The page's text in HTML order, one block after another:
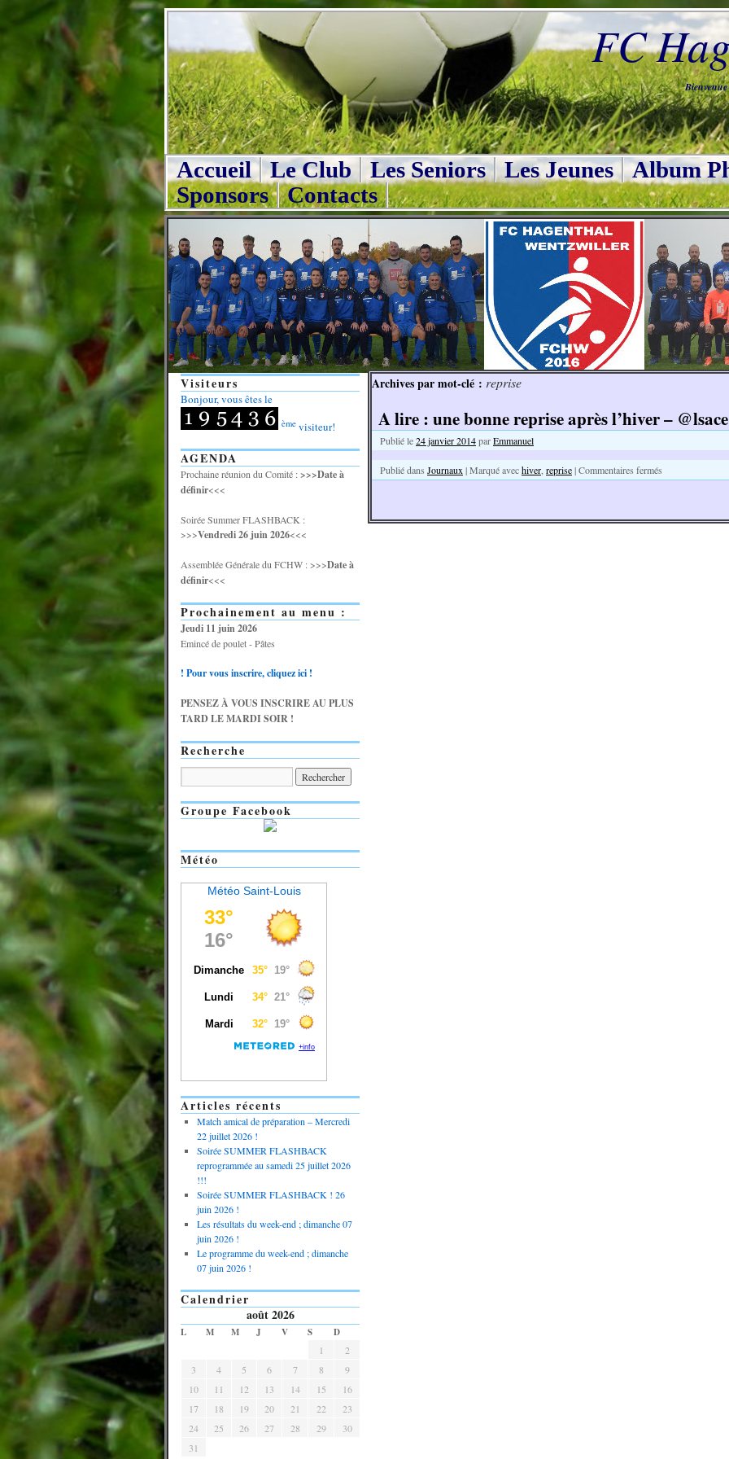
FC
Accueil Le Club Les Seniors Les Jeunes
Album
Sponsors
Contacts
Archives par mot-clé : reprise
A lire : une bonne reprise après l’hiver –
Publié le24 janvier 2014parEmmanuel
Publié dans Journaux |Marqué avechiver reprise|Commentaires fermés
Visiteurs
Bonjour, vous êtes le
ème visiteur!
AGENDA
Prochaine réunion du Comité :>>>Date à
définir<<<
Soirée Summer FLASHBACK :
>>>Vendredi 26 juin 2026<<<
Assemblée Générale du FCHW : >>>Date à
définir<<<
Prochainement au menu :
Jeudi 11 juin 2026
Emincé de poulet - Pâtes
! Pour vous inscrire, cliquez ici !
PENSEZ À VOUS INSCRIRE AU PLUS
TARD LE MARDI SOIR !
Recherche
Groupe Facebook
Météo
Météo Saint-Louis
Articles récents
Match amical de préparation – Mercredi
22 juillet 2026 !
Soirée SUMMER FLASHBACK
reprogrammée au samedi 25 juillet 2026
!!!
Soirée SUMMER FLASHBACK ! 26
juin 2026 !
Les résultats du week-end ; dimanche 07
juin 2026 !
Le programme du week-end ; dimanche
07 juin 2026 !
Calendrier
août 2026
L M M J V S
D
1
2
3
4 5 6 7 8
9
10
11 12 13 14 15
16
17
18 19 20 21 22
23
24
25 26 27 28 29
30
31